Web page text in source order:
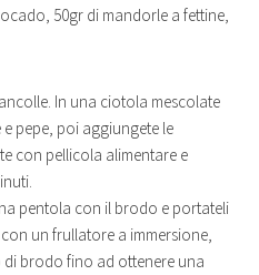
50gr di mandorle a fettine,
In una ciotola mescolate
pepe, poi aggiungete le
con pellicola alimentare e
pentola con il brodo e portateli
un frullatore a immersione,
brodo fino ad ottenere una